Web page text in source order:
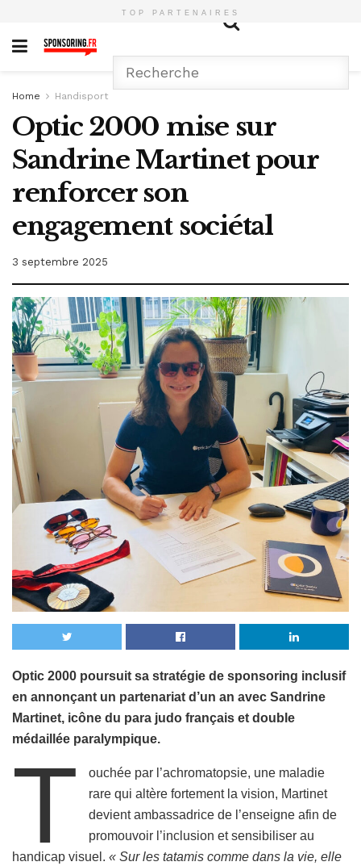
TOP PARTENAIRES
Home Handisport
Optic 2000 mise sur
Sandrine Martinet pour
renforcer son
engagement sociétal
3 septembre 2025
Optic 2000 poursuit sa stratégie de sponsoring inclusif
en annonçant un partenariat d’un an avec Sandrine
Martinet, icône du para judo français et double
médaillée paralympique.
T
ouchée par l’achromatopsie, une maladie
rare qui altère fortement la vision, Martinet
devient ambassadrice de l’enseigne afin de
promouvoir l’inclusion et sensibiliser au
handicap visuel. « Sur les tatamis comme dans la vie, elle